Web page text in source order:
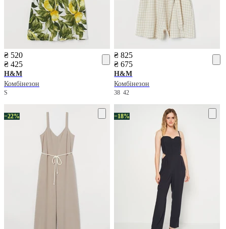
₴ 520
₴ 425
H&M
Комбінезон
S
₴ 825
₴ 675
H&M
Комбінезон
3842
−22% −18%